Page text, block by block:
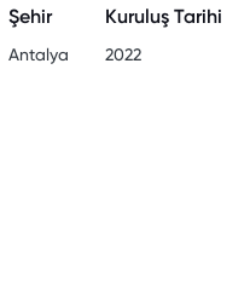
Şehir
Antalya
Kuruluş Tarihi
2022